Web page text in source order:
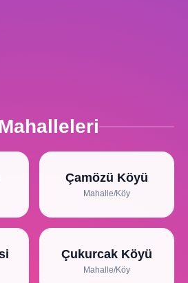
Çamözü Köyü
Mahalle/Köy
Çukurcak Köyü
Mahalle/Köy